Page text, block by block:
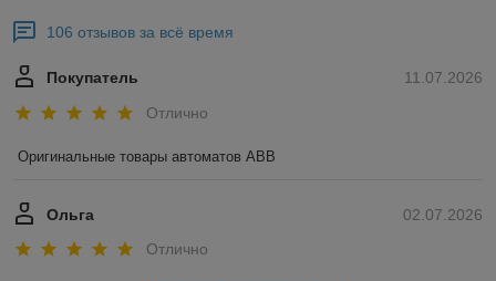
106 отзывов за всё время
11.07.2026
Покупатель
Отлично
Оригинальные товары автоматов ABB
02.07.2026
Ольга
Отлично